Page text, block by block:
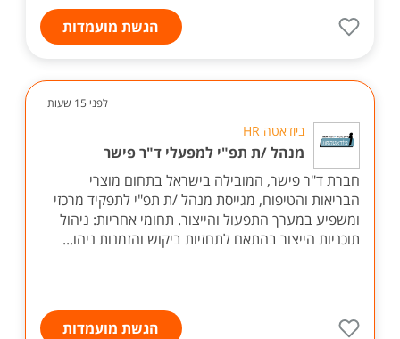
הגשת מועמדות
לפני 15 שעות
ביודאטה HR
מנהל /ת תפ"י למפעלי ד"ר פישר
חברת ד"ר פישר, המובילה בישראל בתחום מוצרי
הבריאות והטיפוח, מגייסת מנהל /ת תפ"י לתפקיד מרכזי
ומשפיע במערך התפעול והייצור. תחומי אחריות: ניהול
תוכניות הייצור בהתאם לתחזיות ביקוש והזמנות ניהו...
הגשת מועמדות